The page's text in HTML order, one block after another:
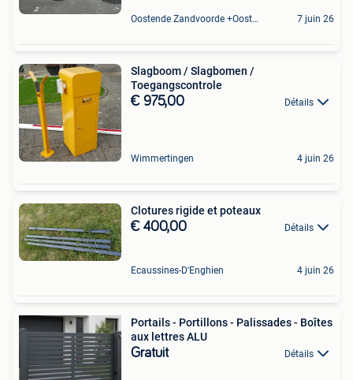
Oostende Zandvoorde +Oostende 7 juin 26
Slagboom / Slagbomen /
Toegangscontrole
€ 975,00 Détails
Wimmertingen 4 juin 26
Clotures rigide et poteaux
€ 400,00 Détails
Ecaussines-D'Enghien 4 juin 26
Portails - Portillons - Palissades - Boîtes
aux lettres ALU
Gratuit Détails